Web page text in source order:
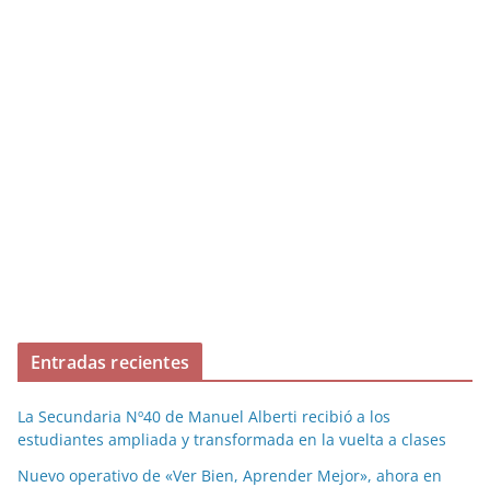
Entradas recientes
La Secundaria Nº40 de Manuel Alberti recibió a los
estudiantes ampliada y transformada en la vuelta a clases
Nuevo operativo de «Ver Bien, Aprender Mejor», ahora en